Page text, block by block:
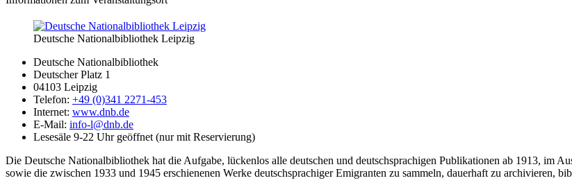
Deutsche Nationalbibliothek Leipzig
Deutsche Nationalbibliothek
Deutscher Platz 1
04103 Leipzig
Telefon: +49 (0)341 2271-453
Internet: www.dnb.de
E-Mail: info-l@dnb.de
Lesesäle 9-22 Uhr geöffnet (nur mit Reservierung)
Die Deutsche Nationalbibliothek hat die Aufgabe, lückenlos alle deutschen und deutschsprachigen Publikationen ab 1913, im
sowie die zwischen 1933 und 1945 erschienenen Werke deutschsprachiger Emigranten zu sammeln, dauerhaft zu archivieren,